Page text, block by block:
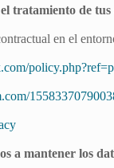
tratamiento de tus
en el
a mantener los